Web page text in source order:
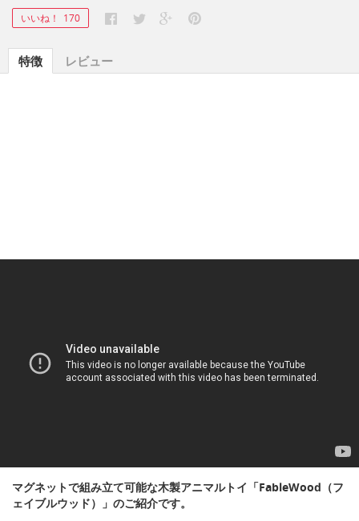
いいね！
170
特徴 レビュー
マグネットで組み立て可能な木製アニマルトイ「FableWood（フ
ェイブルウッド）」のご紹介です。